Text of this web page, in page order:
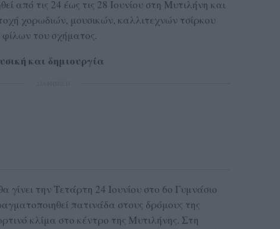
από τις 24 έως τις 28 Ιουνίου στη Μυτιλήνη και
χορωδιών, μουσικών, καλλιτεχνών τσίρκου
του σχήματος.
και δημιουργία
την Τετάρτη 24 Ιουνίου στο 6ο Γυμνάσιο
πατινάδα στους δρόμους της
κλίμα στο κέντρο της Μυτιλήνης. Στη